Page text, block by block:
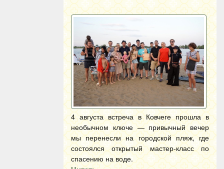
4 августа встреча в Ковчеге прошла в
необычном ключе — привычный вечер
мы перенесли на городской пляж, где
состоялся открытый мастер-класс по
спасению на воде.